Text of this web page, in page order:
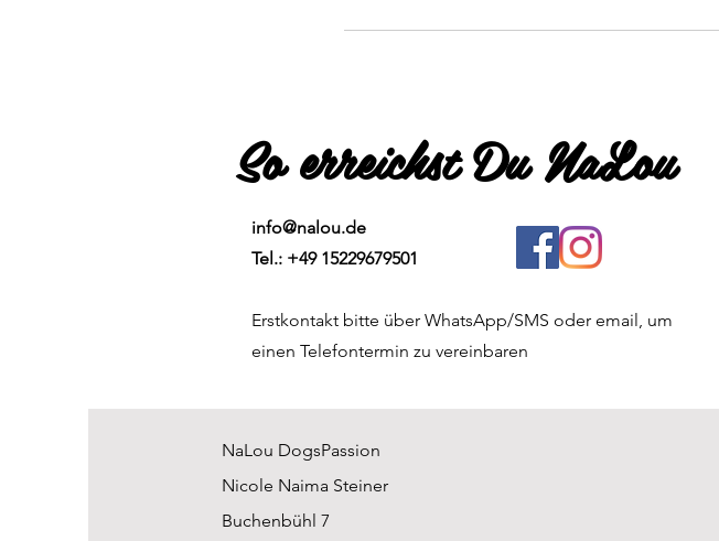
So erreichst Du NaLou
info@nalou.de
Tel.: +49 15229679501
Erstkontakt bitte über WhatsApp/SMS oder email, um
einen Telefontermin zu vereinbaren
NaLou DogsPassion
Nicole Naima Steiner
Buchenbühl 7